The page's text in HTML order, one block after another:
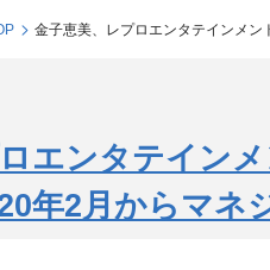
金子恵美、レプロエンタテインメン
エンタテイン
年2月からマネ